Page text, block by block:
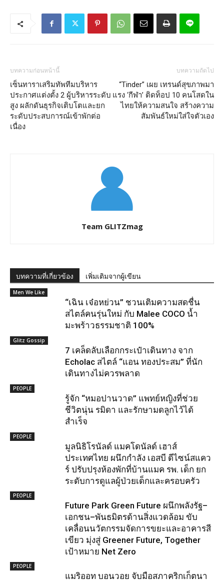
บทความก่อนหน้านี้
เซ็นทาราเสริมทัพทีมบริหาร
ประกาศแต่งตั้ง 2 ผู้บริหารระดับ
สูง ผลักดันธุรกิจเติบโตและยก
ระดับประสบการณ์เข้าพักต่อ
เนื่อง
บทความถัดไป
“Tinder” เผย เทรนด์สุขภาพมา
แรง ‘กีฬา’ ติดท็อป 10 คนโสดใน
ไทยให้ความสนใจ สร้างความ
สัมพันธ์ใหม่ใส่ใจตัวเอง
Team GLITZmag
บทความที่เกี่ยวข้อง เพิ่มเติมจากผู้เขียน
Men We Like
“เฉิน เจ๋อหย่วน” ชวนเติมความสดชื่น
สไตล์คนรุ่นใหม่ กับ Malee COCO น้ำ
มะพร้าวธรรมชาติ 100%
Glitz Gossip
7 เคล็ดลับเลือกกระเป๋าเดินทาง จาก
Echolac สไตล์ “แอน ทองประสม” ที่นัก
เดินทางไม่ควรพลาด
PEOPLE
รู้จัก “หมอปานวาด” แพทย์หญิงที่ช่วย
ชีวิตนุ่น รมิดา และรักษามดลูกไว้ได้
สำเร็จ
PEOPLE
มูลนิธิโรนัลด์ แมคโดนัลด์ เฮาส์
ประเทศไทย ผนึกกำลัง เอสบี ดีไซน์สแคว
ร์ ปรับปรุงห้องพักที่บ้านแมค รพ. เด็ก ยก
ระดับการดูแลผู้ป่วยเด็กและครอบครัว
PEOPLE
Future Park Green Future ผนึกพลังรัฐ–
เอกชน–พันธมิตรด้านสิ่งแวดล้อม ขับ
เคลื่อนนวัตกรรมจัดการขยะและอาคารสี
เขียว มุ่งสู่ Greener Future, Together
เป้าหมาย Net Zero
PEOPLE
แมริออท บอนวอย จับมือสภาคริกเก็ตนา